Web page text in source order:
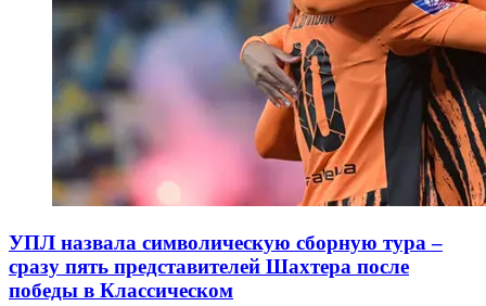
УПЛ назвала символическую сборную тура –
сразу пять представителей Шахтера после
победы в Классическом